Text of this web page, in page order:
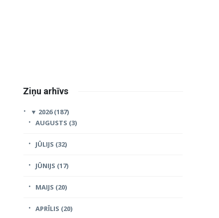
Ziņu arhīvs
▼ 2026 (187)
AUGUSTS (3)
JŪLIJS (32)
JŪNIJS (17)
MAIJS (20)
APRĪLIS (20)